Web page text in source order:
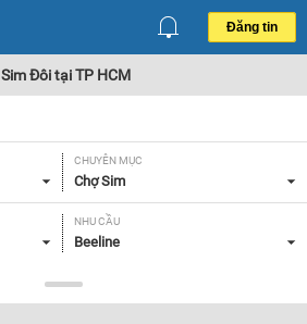
Đăng tin
Sim Đôi tại TP HCM
CHUYÊN MỤC
Chợ Sim
NHU CẦU
Beeline